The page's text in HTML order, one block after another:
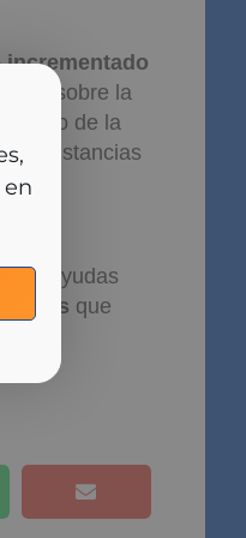
sobre la
de la
las ayudas
netos que